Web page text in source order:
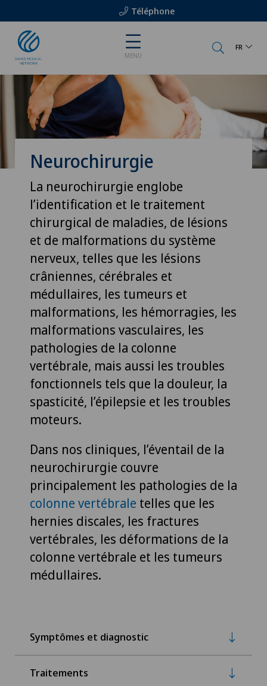
Téléphone
MENU
FR
Neurochirurgie
La neurochirurgie englobe
l’identification et le traitement
chirurgical de maladies, de lésions
et de malformations du système
nerveux, telles que les lésions
crâniennes, cérébrales et
médullaires, les tumeurs et
malformations, les hémorragies, les
malformations vasculaires, les
pathologies de la colonne
vertébrale, mais aussi les troubles
fonctionnels tels que la douleur, la
spasticité, l’épilepsie et les troubles
moteurs.
Dans nos cliniques, l’éventail de la
neurochirurgie couvre
principalement les pathologies de la
colonne vertébrale telles que les
hernies discales, les fractures
vertébrales, les déformations de la
colonne vertébrale et les tumeurs
médullaires.
Symptômes et diagnostic
Traitements